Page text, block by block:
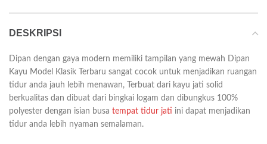
DESKRIPSI
Dipan dengan gaya modern memiliki tampilan yang mewah Dipan
Kayu Model Klasik Terbaru sangat cocok untuk menjadikan ruangan
tidur anda jauh lebih menawan, Terbuat dari kayu jati solid
berkualitas dan dibuat dari bingkai logam dan dibungkus 100%
polyester dengan isian busa tempat tidur jati ini dapat menjadikan
tidur anda lebih nyaman semalaman.